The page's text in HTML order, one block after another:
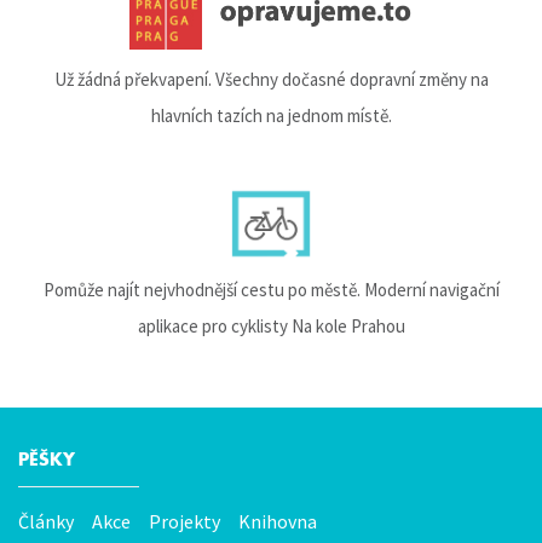
Už žádná překvapení. Všechny dočasné dopravní změny na
hlavních tazích na jednom místě.
Pomůže najít nejvhodnější cestu po městě. Moderní navigační
aplikace pro cyklisty Na kole Prahou
Hlavní
menu
PĚŠKY
Články Akce Projekty Knihovna